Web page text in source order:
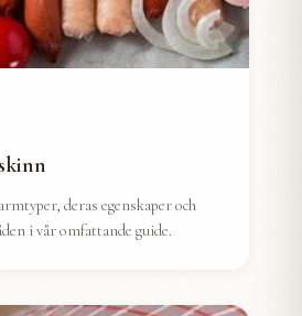
deras egenskaper och
i vår omfattande guide.